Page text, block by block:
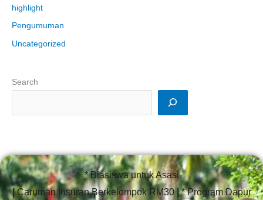
highlight
Pengumuman
Uncategorized
Search
* Biasiswa untuk Asasi
|Caruman Insuran Berkelompok RM30 |* Program Dapur